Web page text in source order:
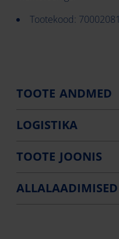
Tootekood: 70002081
TOOTE ANDMED
LOGISTIKA
TOOTE JOONIS
ALLALAADIMISED